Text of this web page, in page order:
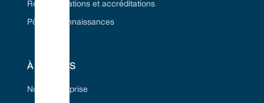
Réglementations et accréditations
Pôle de connaissances
À PROPOS
Notre entreprise